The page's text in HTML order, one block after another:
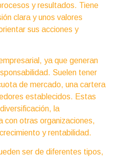
y resultados. Tiene
clara y unos valores
sus acciones y
ya que generan
Suelen tener
de mercado, una cartera
establecidos. Estas
la
con otras organizaciones,
y rentabilidad.
ser de diferentes tipos,